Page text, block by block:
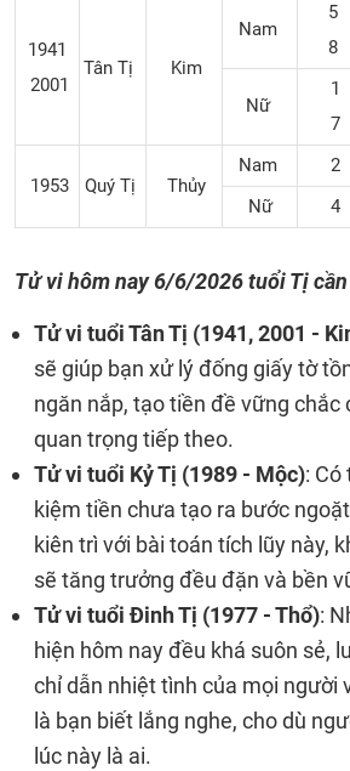
1941
2001
Tân Tị Kim
Nam
5
8
Nữ
1
7
1953 Quý Tị Thủy
Nam 2
Nữ
4
Tử vi hôm nay 6/6/2026 tuổi Tị
Tử vi tuổi Tân Tị (1941, 2001 -
sẽ giúp bạn xử lý đống giấy tờ
ngăn nắp, tạo tiền đề vững chắc
quan trọng tiếp theo.
Tử vi tuổi Kỷ Tị (1989 - Mộc):
kiệm tiền chưa tạo ra bước
kiên trì với bài toán tích lũy này,
sẽ tăng trưởng đều đặn và bền
Tử vi tuổi Đinh Tị (1977 - Thổ):
hiện hôm nay đều khá suôn sẻ,
chỉ dẫn nhiệt tình của mọi người
là bạn biết lắng nghe, cho dù
lúc này là ai.